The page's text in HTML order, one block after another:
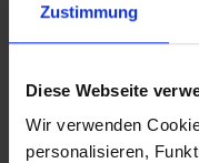
Zustimmung
Diese Webseite
Wir verwenden
personalisieren,